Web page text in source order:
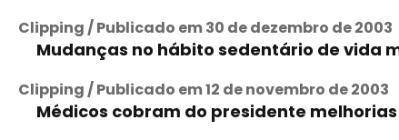
Clipping / Publicado em 30 de dezembro de 2003
Mudanças no hábito sedentário de vida
Clipping / Publicado em 12 de novembro de 2003
Médicos cobram do presidente